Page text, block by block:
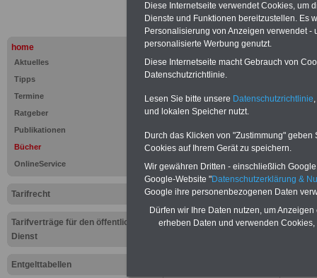
home
Aktuelles
Tipps
Termine
Ratgeber
Publikationen
Bücher
OnlineService
Tarifrecht
Tarifverträge für den öffentlichen
Dienst
Entgelttabellen
können Sie mehr als zehn
und Beamte sowie
ausdrucken. Der PDF-
zum Tarifrecht für den
das mindestens einmal im
Komfort: Sie können aus
direkt zur weiterführenden
mehrere OnlineBücher bzw.
Beamtinnen und Beamte
und Ländern,
Nebentätig-keitsrecht für
Teilzeitantrag usw.>>>hier
Hier den schufafreien Kredit der
Diese Internetseite verwendet Cookies, um
Dienste und Funktionen bereitzustellen. Es
Personalisierung von Anzeigen verwendet
personalisierte Werbung genutzt.
Diese Internetseite macht Gebrauch von
Datenschutzrichtlinie.
Lesen Sie bitte unsere Datenschutzrichtlinie
und lokalen Speicher nutzt.
Durch das Klicken von "Zustimmung"
Cookies auf Ihrem Gerät zu speichern.
Wir gewähren Dritten - einschließlich
Google-Website "Datenschutzerklärung &
Google ihre personenbezogenen Daten
Dürfen wir Ihre Daten nutzen, um
erheben Daten und verwenden